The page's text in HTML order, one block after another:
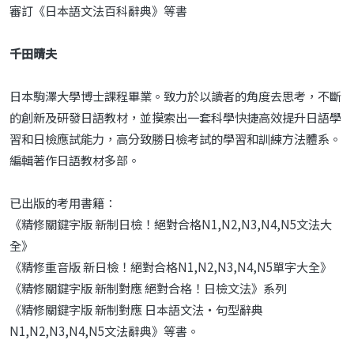
審訂《日本語文法百科辭典》等書
千田晴夫
日本駒澤大學博士課程畢業。致力於以讀者的角度去思考，不斷
的創新及研發日語教材，並摸索出一套科學快捷高效提升日語學
習和日檢應試能力，高分致勝日檢考試的學習和訓練方法體系。
編輯著作日語教材多部。
已出版的考用書籍：
《精修關鍵字版 新制日檢！絕對合格N1,N2,N3,N4,N5文法大
全》
《精修重音版 新日檢！絕對合格N1,N2,N3,N4,N5單字大全》
《精修關鍵字版 新制對應 絕對合格！日檢文法》系列
《精修關鍵字版 新制對應 日本語文法・句型辭典
N1,N2,N3,N4,N5文法辭典》等書。